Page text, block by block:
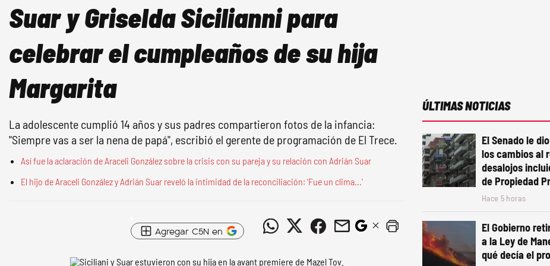
Suar y Griselda Sicilianni para
celebrar el cumpleaños de su hija
Margarita
La adolescente cumplió 14 años y sus padres compartieron fotos de la infancia:
"Siempre vas a ser la nena de papá", escribió el gerente de programación de El Trece.
Así fue la aclaración de Araceli González sobre la crisis con su pareja y su relación con Adrián Suar
El hijo de Araceli González y Adrián Suar reveló la intimidad de la reconciliación: 'Fue un clima...'
Agregar C5N en
ÚLTIMAS NOTICIAS
El Senado le
los cambios al
desalojos
de Propiedad
Hace 5 horas
El Gobierno
a la Ley de
qué decía el